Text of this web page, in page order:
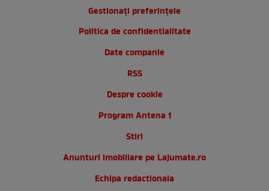
Gestionați preferințele
Politica de confidentialitate
Date companie
RSS
Despre cookie
Program Antena 1
Stiri
Anunturi imobiliare pe Lajumate.ro
Echipa redactionala